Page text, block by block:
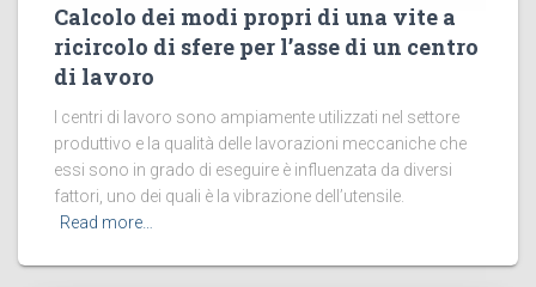
Calcolo dei modi propri di una vite a
ricircolo di sfere per l’asse di un centro
di lavoro
I centri di lavoro sono ampiamente utilizzati nel settore
produttivo e la qualità delle lavorazioni meccaniche che
essi sono in grado di eseguire è influenzata da diversi
fattori, uno dei quali è la vibrazione dell’utensile.
Read more…